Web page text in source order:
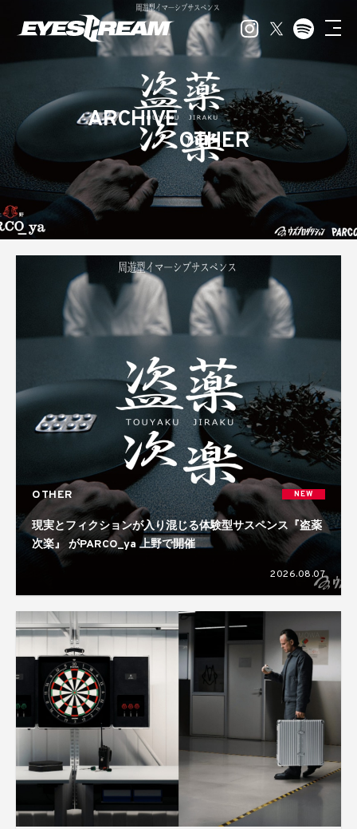
ARCHIVE
OTHER
OTHER NEW
現実とフィクションが入り混じる体験型サスペンス『盗薬
次楽』 がPARCO_ya 上野で開催
2026.08.07